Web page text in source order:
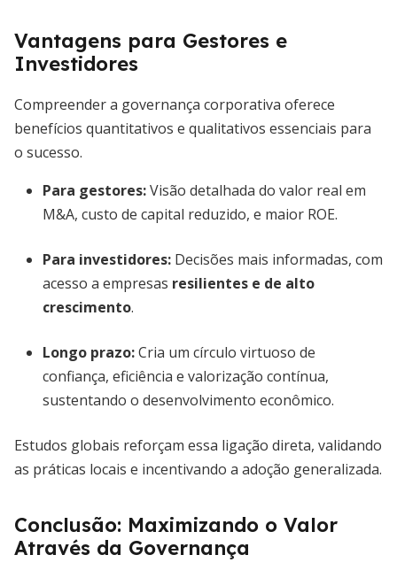
Vantagens para Gestores e
Investidores
Compreender a governança corporativa oferece
benefícios quantitativos e qualitativos essenciais para
o sucesso.
Para gestores:Visão detalhada do valor real em
M&A, custo de capital reduzido, e maior ROE.
Para investidores: Decisões mais informadas, com
acesso a empresas resilientes e de alto
crescimento.
Longo prazo:Cria um círculo virtuoso de
confiança, eficiência e valorização contínua,
sustentando o desenvolvimento econômico.
Estudos globais reforçam essa ligação direta, validando
as práticas locais e incentivando a adoção generalizada.
Conclusão: Maximizando o Valor
Através da Governança